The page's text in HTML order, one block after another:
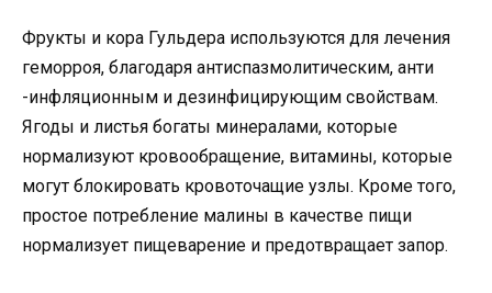
Фрукты и кора Гульдера используются для лечения
геморроя, благодаря антиспазмолитическим, анти
-инфляционным и дезинфицирующим свойствам.
Ягоды и листья богаты минералами, которые
нормализуют кровообращение, витамины, которые
могут блокировать кровоточащие узлы. Кроме того,
простое потребление малины в качестве пищи
нормализует пищеварение и предотвращает запор.